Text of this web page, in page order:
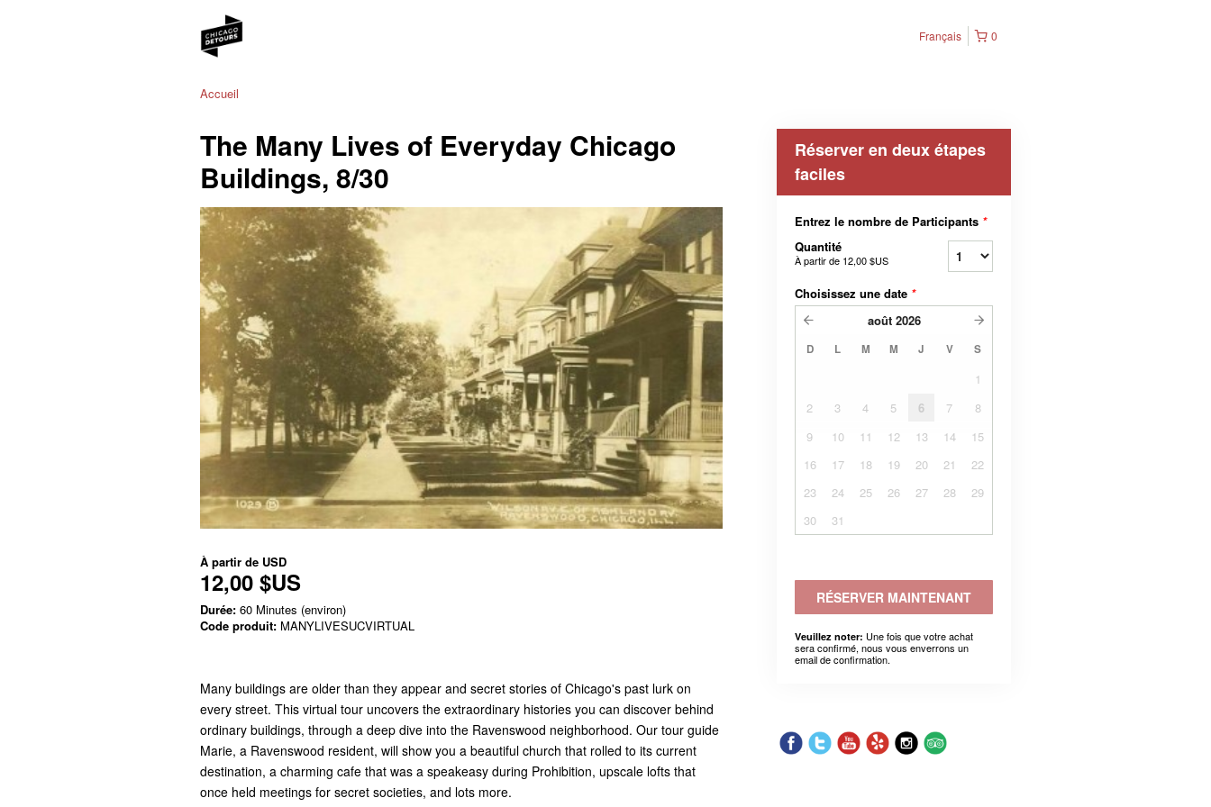
0
Français
Accueil
The Many Lives of Everyday Chicago
Buildings, 8/30
À partir de USD
12,00 $US
Durée: 60 Minutes (environ)
Code produit: MANYLIVESUCVIRTUAL
Many buildings are older than they appear and secret stories of Chicago's past lurk on
every street. This virtual tour uncovers the extraordinary histories you can discover behind
ordinary buildings, through a deep dive into the Ravenswood neighborhood. Our tour guide
Marie, a Ravenswood resident, will show you a beautiful church that rolled to its current
destination, a charming cafe that was a speakeasy during Prohibition, upscale lofts that
once held meetings for secret societies, and lots more.
Réserver en deux étapes
faciles
Entrez le nombre de Participants *
Quantité
À partir de 12,00 $US
Choisissez une date *
août 2026
D L M M J V S
1
2
3 4 5 6 7
8
9
10 11 12 13 14
15
16
17 18 19 20 21
22
23
24 25 26 27 28
29
30
31
RÉSERVER MAINTENANT
Veuillez noter: Une fois que votre achat
sera confirmé, nous vous enverrons un
email de confirmation.